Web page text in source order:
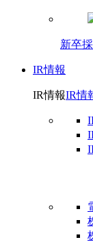
新卒
IR情報
IR情報IR情